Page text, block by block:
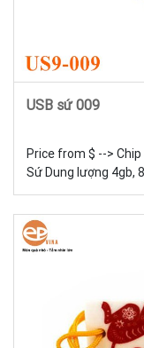
USB sứ 009
Price from $ -->
Sứ Dung lượng 4gb,
Trọng lượng 18g